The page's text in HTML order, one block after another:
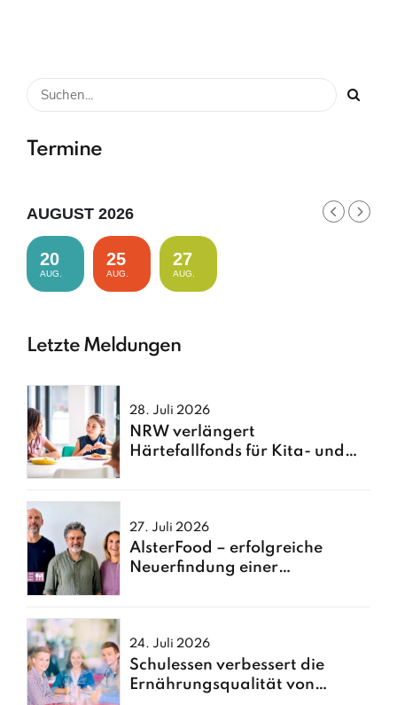
Termine
AUGUST 2026
20
AUG.
25
AUG.
27
AUG.
Letzte Meldungen
28. Juli 2026
NRW verlängert
Härtefallfonds für Kita- und
27. Juli 2026
AlsterFood – erfolgreiche
Neuerfindung einer
24. Juli 2026
Schulessen verbessert die
Ernährungsqualität von